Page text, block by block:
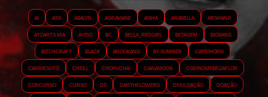
AI ASS Abalyn Agraviane Aisha Arabella
Arshanji
Atzarts Mia
Aviso BC Bella_RedGirl Betagem
Bigbang
Bitchcraft
Black Brookang By.summer
Caprihorn
Carriesoto
Cheill Chopuchai Cianamoon
Codinomebeijaflor
Concurso
Curso DS Darthflowers Divulgação
Doação